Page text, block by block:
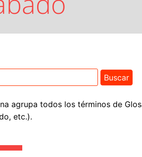
agrupa todos los términos de
etc.).